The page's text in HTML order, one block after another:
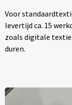
Voor
levertijd ca. 15
zoals digitale
duren.